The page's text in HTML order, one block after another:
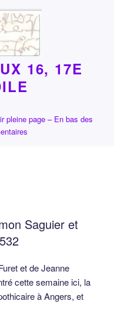
16, 17E
pleine page – En bas des
Saguier et
et de Jeanne
cette semaine ici, la
à Angers, et